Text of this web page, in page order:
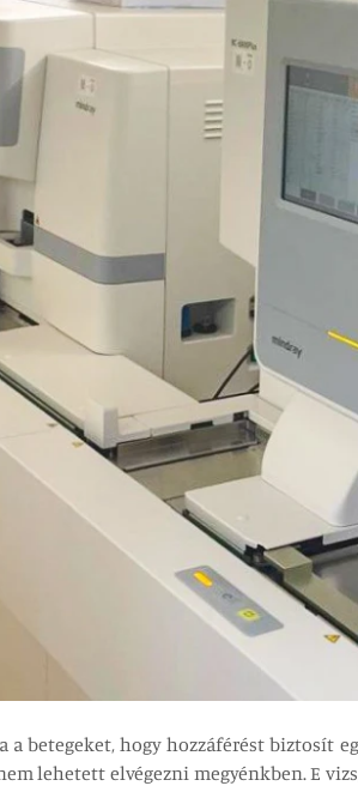
a betegeket, hogy hozzáférést
lehetett elvégezni megyénkben. E